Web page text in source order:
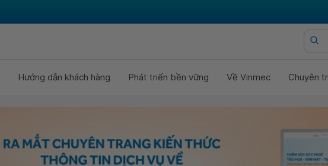
Hướng dẫn khách hàng Phát triển bền vững Về Vinmec Chuyên